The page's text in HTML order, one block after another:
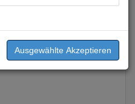
& Co. KG